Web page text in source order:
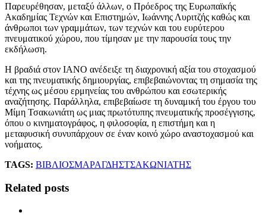
Παρευρέθησαν, μεταξύ άλλων, ο Πρόεδρος της Ευρωπαϊκής
Ακαδημίας Τεχνών και Επιστημών, Ιωάννης Λυριτζής καθώς και
άνθρωποι των γραμμάτων, των τεχνών και του ευρύτερου
πνευματικού χώρου, που τίμησαν με την παρουσία τους την
εκδήλωση.
Η βραδιά στον ΙΑΝΟ ανέδειξε τη διαχρονική αξία του στοχασμού
και της πνευματικής δημιουργίας, επιβεβαιώνοντας τη σημασία της
τέχνης ως μέσου ερμηνείας του ανθρώπου και εσωτερικής
αναζήτησης. Παράλληλα, επιβεβαίωσε τη δυναμική του έργου του
Μίμη Τσακωνιάτη ως μιας πρωτότυπης πνευματικής προσέγγισης,
όπου ο κινηματογράφος, η φιλοσοφία, η επιστήμη και η
μεταφυσική συνυπάρχουν σε έναν κοινό χώρο αναστοχασμού και
νοήματος.
TAGS: ΒΙΒΛΙΟΣΜΑΡΑΓΔΗΣΤΣΑΚΩΝΙΑΤΗΣ
Related posts